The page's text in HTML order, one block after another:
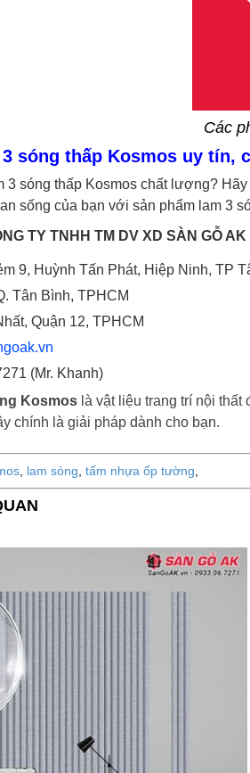
Các
sóng thấp Kosmos uy tín,
3 sóng thấp Kosmos chất lượng?
sống của bạn với sản phẩm lam 3
TY TNHH TM DV XD SÀN GỖ AK
9, Huỳnh Tấn Phát, Hiệp Ninh, TP
Tân Bình, TPHCM
Quận 12, TPHCM
(Mr. Khanh)
Kosmos là vật liệu trang trí nội
chính là giải pháp dành cho bạn.
lam sóng tấm nhựa ốp tường